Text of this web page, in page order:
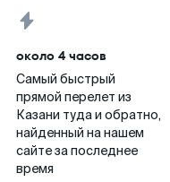
около 4 часов
Самый быстрый
прямой перелет из
Казани туда и обратно,
найденный на нашем
сайте за последнее
время